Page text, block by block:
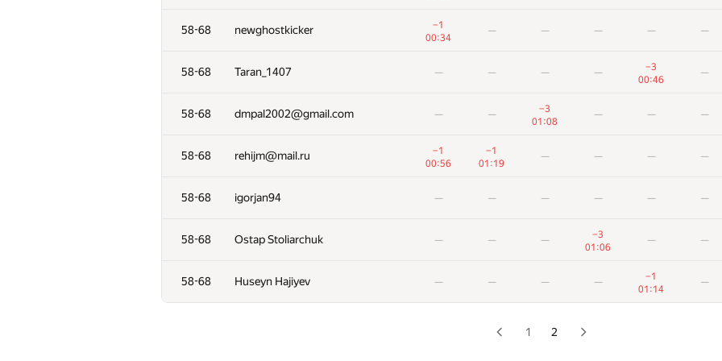
58-68 newghostkicker
−1
00:34
— — — — —
58-68 Taran_1407 — — — —
−3
00:46
—
58-68 dmpal2002@gmail.com — —
−3
01:08
— — —
58-68 rehijm@mail.ru
−1
00:56
−1
01:19
— — — —
58-68 igorjan94 — — — — — —
58-68 Ostap Stoliarchuk — — —
−3
01:06
— —
58-68 Huseyn Hajiyev — — — —
−1
01:14
—
58-68 BERNARB01 —
00:17
58-68 Shanin.Andrii —
58-68 mipt.lambda
00:28
—
58-68 newghostkicker
−1
00:34
—
58-68 Taran_1407
00:46
58-68 dmpal2002@gmail.com
01:08
—
58-68 rehijm@mail.ru
00:56
01:19
—
1 2